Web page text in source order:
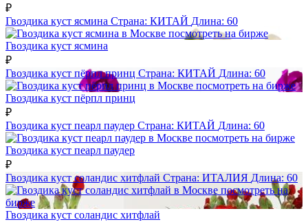
₽
Гвоздика куст ясмина Страна: КИТАЙ Длина: 60
посмотреть на бирже
Гвоздика куст ясмина
₽
Гвоздика куст пёрпл принц Страна: КИТАЙ Длина: 60
посмотреть на бирже
Гвоздика куст пёрпл принц
₽
Гвоздика куст пеарл паудер Страна: КИТАЙ Длина: 60
посмотреть на бирже
Гвоздика куст пеарл паудер
₽
Гвоздика куст соландис хитфлай Страна: ИТАЛИЯ Длина: 60
посмотреть на
бирже
Гвоздика куст соландис хитфлай